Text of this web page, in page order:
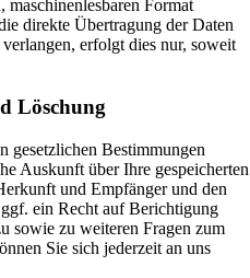
Format
direkte Übertragung der Daten
erfolgt dies nur, soweit
Löschung
gesetzlichen Bestimmungen
Auskunft über Ihre gespeicherten
und Empfänger und den
ein Recht auf Berichtigung
sowie zu weiteren Fragen zum
Sie sich jederzeit an uns